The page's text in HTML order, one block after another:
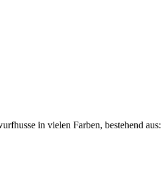
in vielen Farben, bestehend aus: